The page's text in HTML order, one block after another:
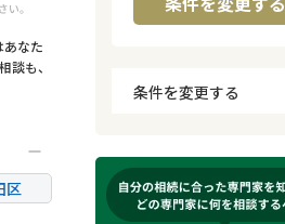
なた
も、
区
条件を変更する
オンライン面談可能
初回相談無料
土日祝の相談可能